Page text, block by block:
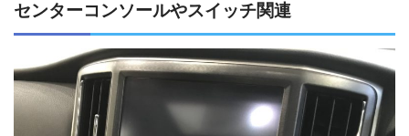
センターコンソールやスイッチ関連